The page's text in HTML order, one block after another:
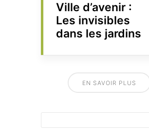
Ville d’avenir :
Les invisibles
dans les jardins
EN SAVOIR PLUS